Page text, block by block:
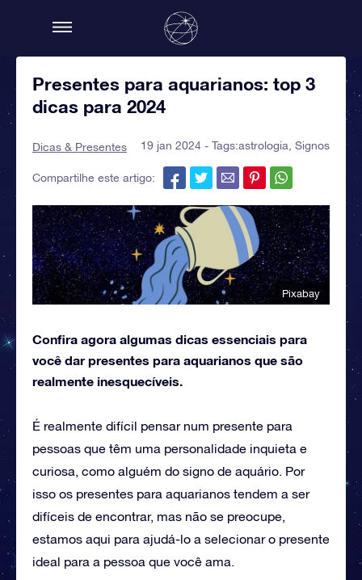
Presentes para aquarianos: top 3
dicas para 2024
Dicas & Presentes 19 jan 2024 - Tags:astrologia Signos
Compartilhe este artigo:
Pixabay
Confira agora algumas dicas essenciais para
você dar presentes para aquarianos que são
realmente inesquecíveis.
É realmente difícil pensar num presente para
pessoas que têm uma personalidade inquieta e
curiosa, como alguém do signo de aquário. Por
isso os presentes para aquarianos tendem a ser
difíceis de encontrar, mas não se preocupe,
estamos aqui para ajudá-lo a selecionar o presente
ideal para a pessoa que você ama.